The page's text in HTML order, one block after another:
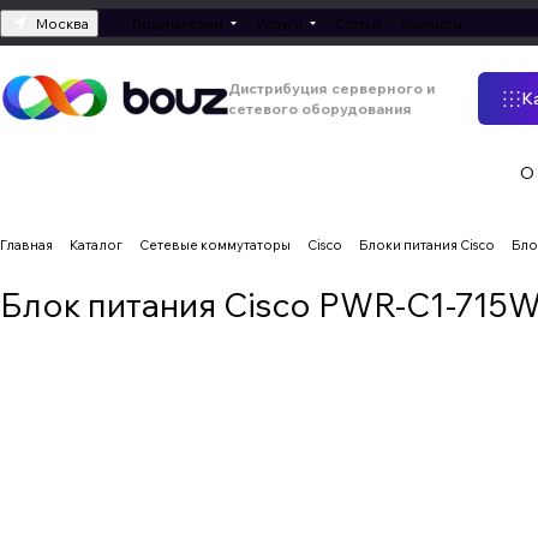
Москва Покупателям Услуги Статьи Контакты
Дистрибуция серверного и
сетевого оборудования
О
Главная Каталог Сетевые коммутаторы Cisco Блоки питания Cisco
Блок питания Cisco PWR-C1-